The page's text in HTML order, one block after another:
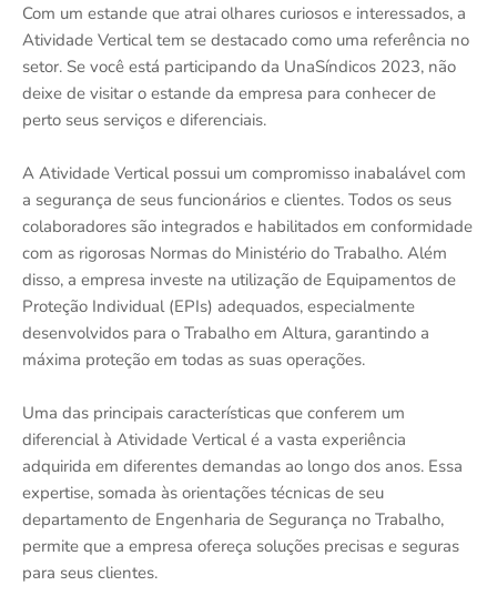
Com um estande que atrai olhares curiosos e interessados, a
Atividade Vertical tem se destacado como uma referência no
setor. Se você está participando da UnaSíndicos 2023, não
deixe de visitar o estande da empresa para conhecer de
perto seus serviços e diferenciais.
A Atividade Vertical possui um compromisso inabalável com
a segurança de seus funcionários e clientes. Todos os seus
colaboradores são integrados e habilitados em conformidade
com as rigorosas Normas do Ministério do Trabalho. Além
disso, a empresa investe na utilização de Equipamentos de
Proteção Individual (EPIs) adequados, especialmente
desenvolvidos para o Trabalho em Altura, garantindo a
máxima proteção em todas as suas operações.
Uma das principais características que conferem um
diferencial à Atividade Vertical é a vasta experiência
adquirida em diferentes demandas ao longo dos anos. Essa
expertise, somada às orientações técnicas de seu
departamento de Engenharia de Segurança no Trabalho,
permite que a empresa ofereça soluções precisas e seguras
para seus clientes.